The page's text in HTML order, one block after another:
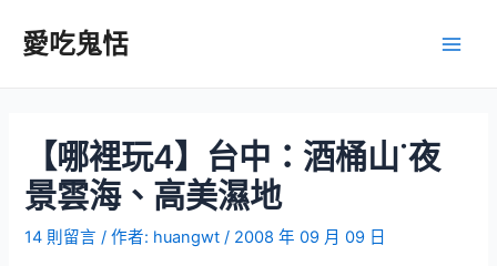
愛吃鬼恬
【哪裡玩4】台中：酒桶山˙夜
景雲海、高美濕地
14 則留言 / 作者: huangwt/ 2008 年 09 月 09 日